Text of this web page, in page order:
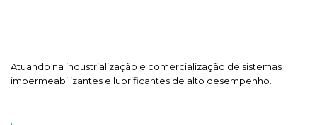
Atuando na industrialização e comercialização de sistemas
impermeabilizantes e lubrificantes de alto desempenho.